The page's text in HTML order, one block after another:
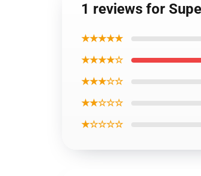
1 reviews for
★★★★★
★★★★☆
★★★☆☆
★★☆☆☆
★☆☆☆☆